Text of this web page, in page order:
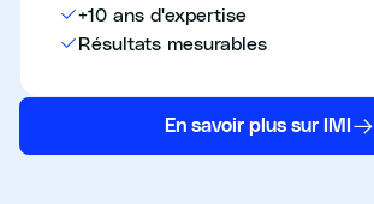
+10 ans d'expertise
Résultats mesurables
En savoir plus sur IMI